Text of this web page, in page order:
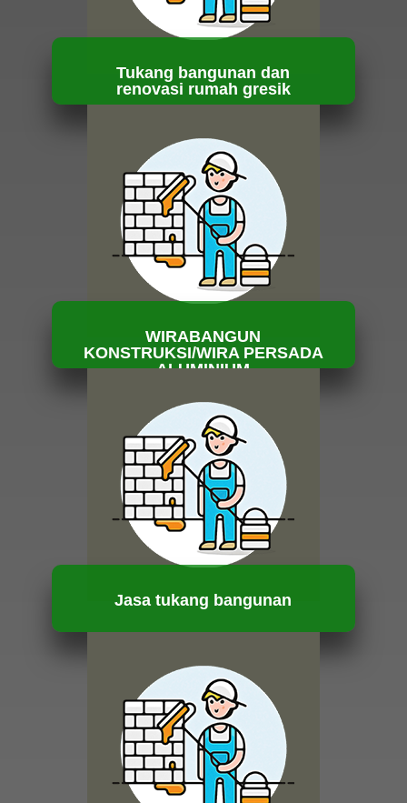
Tukang bangunan dan
renovasi rumah gresik
HUBUNGI KAMI
WIRABANGUN
KONSTRUKSI/WIRA PERSADA
ALUMINIUM
HUBUNGI KAMI
Jasa tukang bangunan
HUBUNGI KAMI